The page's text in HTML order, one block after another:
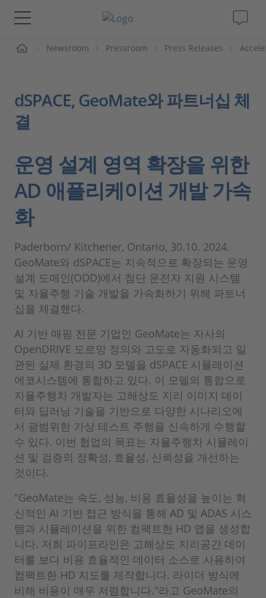
솔루션 및 제품
동영상
Magazine
회사
인재채용
Newsroom Pressroom Press Releases
dSPACE, GeoMate와 파트너십 체
결
운영 설계 영역 확장을 위한
AD 애플리케이션 개발 가속
화
Paderborn/ Kitchener, Ontario, 30.10. 2024.
GeoMate와 dSPACE는 지속적으로 확장되는 운영
설계 도메인(ODD)에서 첨단 운전자 지원 시스템
및 자율주행 기술 개발을 가속화하기 위해 파트너
십을 체결했다.
AI 기반 매핑 전문 기업인 GeoMate는 자사의
OpenDRIVE 도로망 정의와 고도로 자동화되고 일
관된 실제 환경의 3D 모델을 dSPACE 시뮬레이션
에코시스템에 통합하고 있다. 이 모델의 통합으로
자율주행차 개발자는 고해상도 지리 이미지 데이
터와 딥러닝 기술을 기반으로 다양한 시나리오에
서 광범위한 가상 테스트 주행을 신속하게 수행할
수 있다. 이번 협업의 목표는 자율주행차 시뮬레이
션 및 검증의 정확성, 효율성, 신뢰성을 개선하는
것이다.
"GeoMate는 속도, 성능, 비용 효율성을 높이는 혁
신적인 AI 기반 접근 방식을 통해 AD 및 ADAS 시스
템과 시뮬레이션을 위한 컴팩트한 HD 맵을 생성합
니다. 저희 파이프라인은 고해상도 지리공간 데이
터를 보다 비용 효율적인 데이터 소스로 사용하여
컴팩트한 HD 지도를 제작합니다. 라이더 방식에
비해 비용이 매우 저렴합니다."라고 GeoMate의